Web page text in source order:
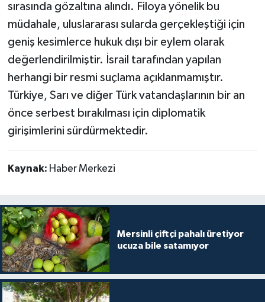
sırasında gözaltına alındı. Filoya yönelik bu
müdahale, uluslararası sularda gerçekleştiği için
geniş kesimlerce hukuk dışı bir eylem olarak
değerlendirilmiştir. İsrail tarafından yapılan
herhangi bir resmi suçlama açıklanmamıştır.
Türkiye, Sarı ve diğer Türk vatandaşlarının bir an
önce serbest bırakılması için diplomatik
girişimlerini sürdürmektedir.
Kaynak: Haber Merkezi
Mersinli çiftçi pahalı üretiyor
ucuza bile satamıyor